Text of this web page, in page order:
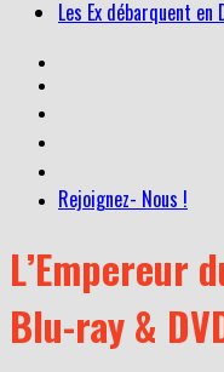
Les Ex débarquent
Rejoignez- Nous !
L’Empereur
Blu-ray &